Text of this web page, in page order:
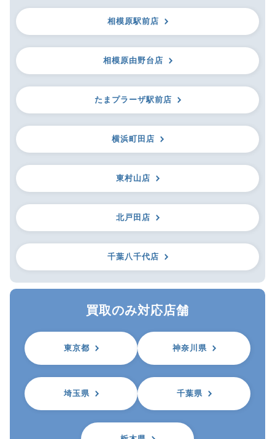
相模原駅前店
相模原由野台店
たまプラーザ駅前店
横浜町田店
東村山店
北戸田店
千葉八千代店
買取のみ対応店舗
東京都 神奈川県
埼玉県 千葉県